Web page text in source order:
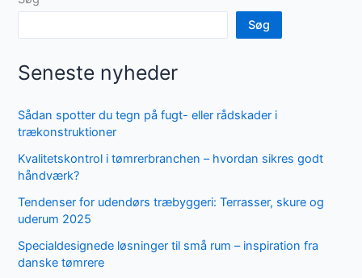
Søg
Seneste nyheder
Sådan spotter du tegn på fugt- eller rådskader i
trækonstruktioner
Kvalitetskontrol i tømrerbranchen – hvordan sikres godt
håndværk?
Tendenser for udendørs træbyggeri: Terrasser, skure og
uderum 2025
Specialdesignede løsninger til små rum – inspiration fra
danske tømrere